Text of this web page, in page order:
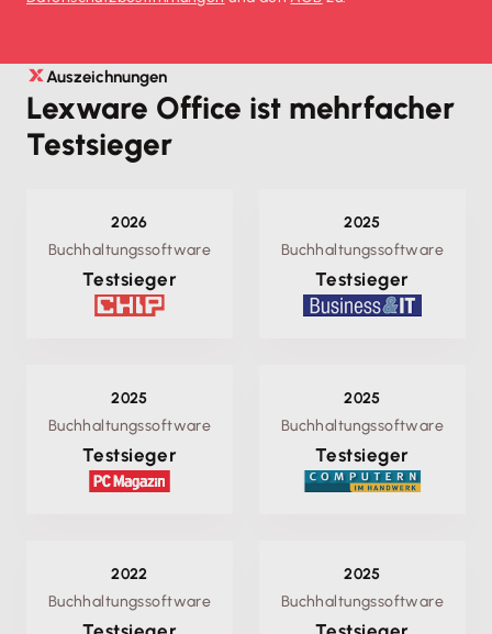
Auszeichnungen
Lexware Office ist mehrfacher
Testsieger
2026
Buchhaltungssoftware
Testsieger
2025
Buchhaltungssoftware
Testsieger
2025
Buchhaltungssoftware
Testsieger
2025
Buchhaltungssoftware
Testsieger
2022
Buchhaltungssoftware
2025
Buchhaltungssoftware